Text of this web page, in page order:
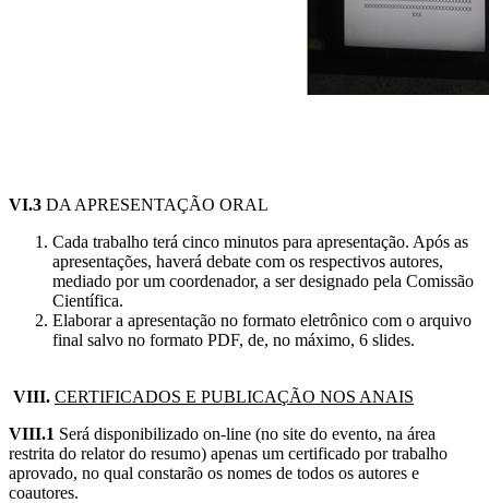
VI.3 DA APRESENTAÇÃO ORAL
Cada trabalho terá cinco minutos para apresentação. Após as
apresentações, haverá debate com os respectivos autores,
mediado por um coordenador, a ser designado pela Comissão
Científica.
Elaborar a apresentação no formato eletrônico com o arquivo
final salvo no formato PDF, de, no máximo, 6 slides.
VIII. CERTIFICADOS E PUBLICAÇÃO NOS ANAIS
VIII.1 Será disponibilizado on-line (no site do evento, na área
restrita do relator do resumo) apenas um certificado por trabalho
aprovado, no qual constarão os nomes de todos os autores e
coautores.